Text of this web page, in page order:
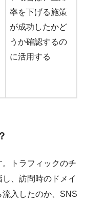
率を下げる施策
が成功したかど
うか確認するの
に活用する
。トラフィックのチ
、訪問時のドメイ
入したのか、SNS